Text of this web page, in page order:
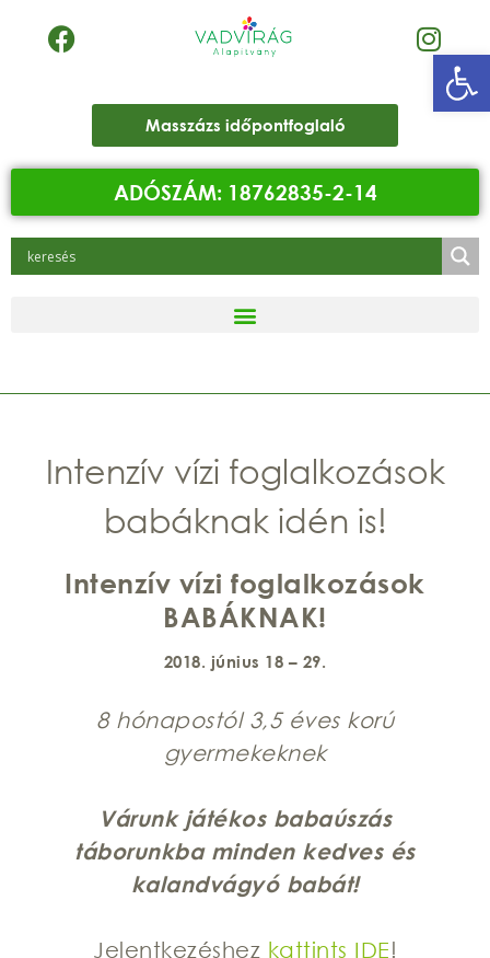
Masszázs időpontfoglaló
ADÓSZÁM: 18762835-2-14
Intenzív vízi foglalkozások
babáknak idén is!
Intenzív vízi foglalkozások
BABÁKNAK!
2018. június 18 – 29.
8 hónapostól 3,5 éves korú
gyermekeknek
Várunk játékos babaúszás
táborunkba minden kedves és
kalandvágyó babát!
Jelentkezéshez kattints IDE!